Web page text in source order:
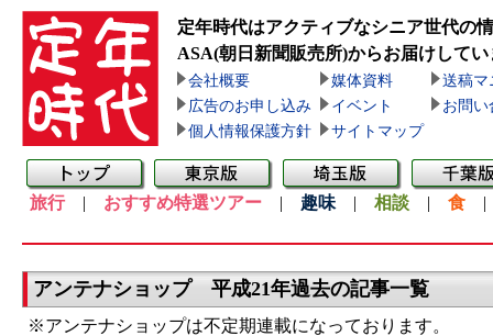
定年時代はアクティブなシニア世代の
ASA(朝日新聞販売所)からお届けしてい
会社概要 媒体資料
送稿マ
広告のお申し込み
イベント
お問い
個人情報保護方針
サイトマップ
旅行| おすすめ特選ツアー | 趣味 | 相談 | 食
アンテナショップ 平成21年過去の記事一覧
※アンテナショップは不定期連載になっております。